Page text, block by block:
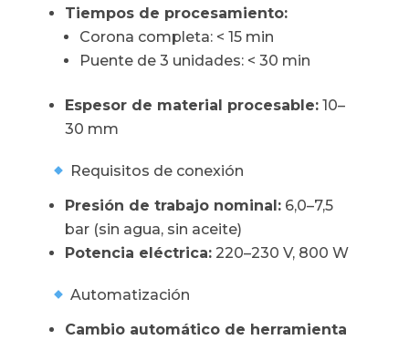
Tiempos de procesamiento:
Corona completa: < 15 min
Puente de 3 unidades: < 30 min
Espesor de material procesable:10–
30 mm
Requisitos de conexión
Presión de trabajo nominal:6,0–7,5
bar (sin agua, sin aceite)
Potencia eléctrica:220–230 V, 800 W
Automatización
Cambio automático de herramienta